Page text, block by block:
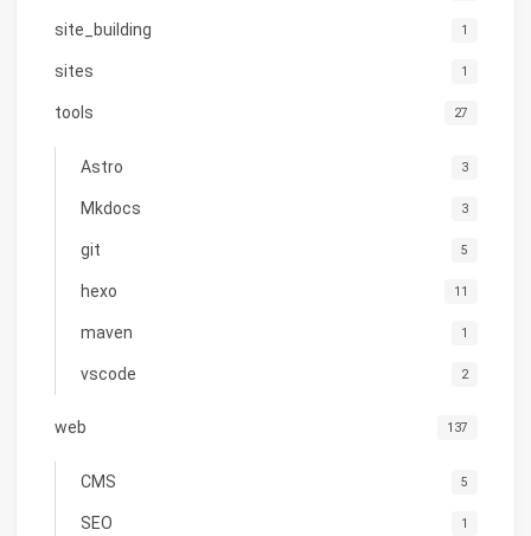
site_building 1
sites 1
tools 27
Astro 3
Mkdocs 3
git 5
hexo 11
maven 1
vscode 2
web 137
CMS 5
SEO 1